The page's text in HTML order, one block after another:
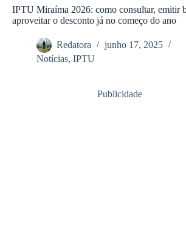
IPTU Miraíma 2026: como consultar, emitir
aproveitar o desconto já no começo do ano
Redatora
junho 17, 2025
Notícias, IPTU
Publicidade